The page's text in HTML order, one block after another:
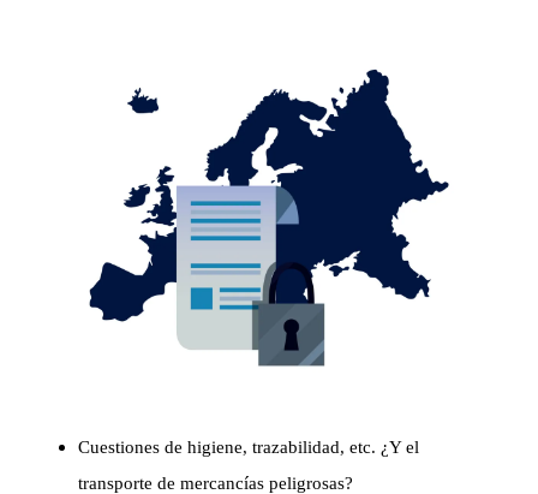
residuos de envases es una bomba de relojería para la
industria del cartón, con fuertes presiones de los
implicados en la reutilización. En los debates
avanzados se ha llegado a proponer imponer un 90%
de envases reutilizables en los embalajes de transporte,
un 100% dentro de las instalaciones y en el ámbito
nacional, un 50% en los envases de agrupación y un
75% en la restauración para llevar y para bebidas.
Sin embargo, el planteamiento de "todo reciclado",
defendido por poderosos grupos de presión de la UE,
Cuestiones de higiene, trazabilidad, etc. ¿Y el
transporte de mercancías peligrosas?